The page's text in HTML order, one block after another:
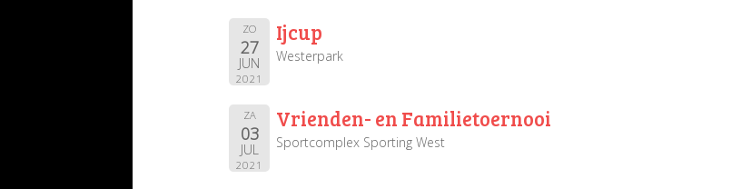
ZO
27
JUN
2021
Ijcup
Westerpark
ZA
03
JUL
2021
Vrienden- en Familietoernooi
Sportcomplex Sporting West